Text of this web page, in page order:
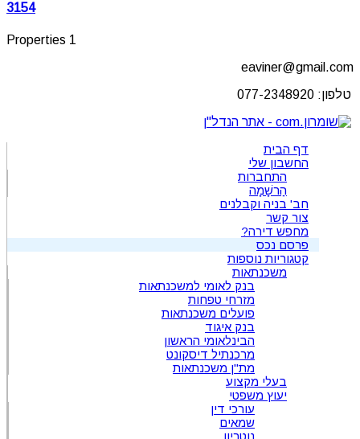
3154
1 Properties
eaviner@gmail.com
טלפון: 077-2348920
דף הבית
החשבון שלי
התחברות
הַרשָׁמָה
חב' בניה וקבלנים
צור קשר
מחפש דירה?
פרסם נכס
קטגוריות נוספות
משכנתאות
בנק לאומי למשכנתאות
מזרחי טפחות
פועלים משכנתאות
בנק איגוד
הבינלאומי הראשון
מרכנתיל דיסקונט
מת"ן משכנתאות
בעלי מקצוע
יעוץ משפטי
עורכי דין
שמאים
נוטריון